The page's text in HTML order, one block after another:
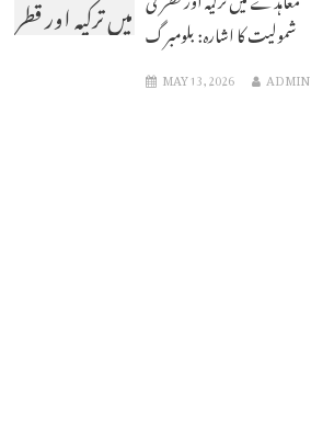
میں ترکیہ اور قطر شمولیت کا اشارہ: بلومبرگ
MAY 13, 2026 ADMIN